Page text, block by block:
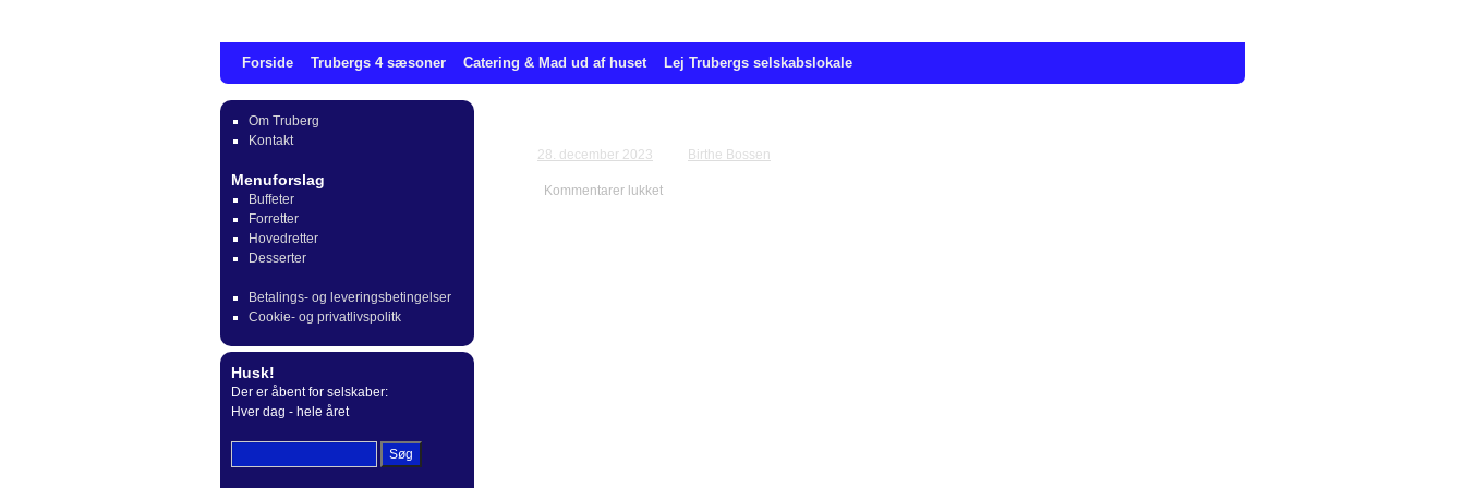
Forside Trubergs 4 sæsoner Catering & Mad ud af huset Lej Trubergs selskabslokale
28. december 2023 Birthe Bossen
Kommentarer lukket
Om Truberg
Kontakt
Menuforslag
Buffeter
Forretter
Hovedretter
Desserter
Betalings- og leveringsbetingelser
Cookie- og privatlivspolitk
Husk!
Der er åbent for selskaber:
Hver dag - hele året